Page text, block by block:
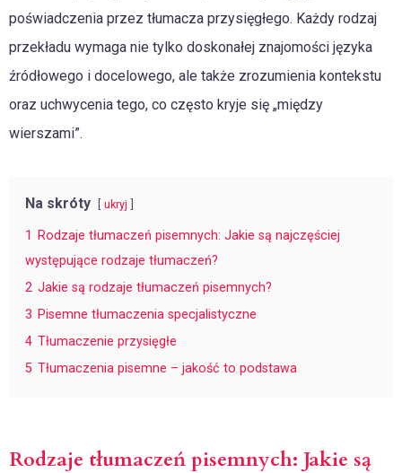
poświadczenia przez tłumacza przysięgłego. Każdy rodzaj
przekładu wymaga nie tylko doskonałej znajomości języka
źródłowego i docelowego, ale także zrozumienia kontekstu
oraz uchwycenia tego, co często kryje się „między
wierszami”.
Na skróty ukryj
1
Rodzaje tłumaczeń pisemnych: Jakie są najczęściej
występujące rodzaje tłumaczeń?
2 Jakie są rodzaje tłumaczeń pisemnych?
3 Pisemne tłumaczenia specjalistyczne
4 Tłumaczenie przysięgłe
5 Tłumaczenia pisemne – jakość to podstawa
Rodzaje tłumaczeń pisemnych: Jakie są